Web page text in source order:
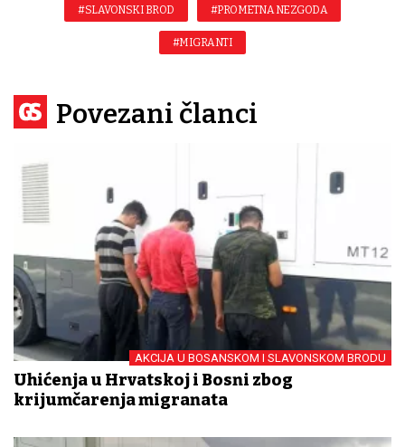
#SLAVONSKI BROD #PROMETNA NEZGODA
#MIGRANTI
Povezani članci
AKCIJA U BOSANSKOM I SLAVONSKOM BRODU
Uhićenja u Hrvatskoj i Bosni zbog
krijumčarenja migranata